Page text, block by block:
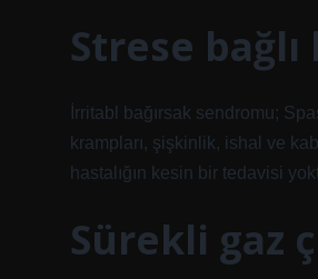
Strese
İrritabl bağırsak sendromu;
krampları, şişkinlik, ishal ve
hastalığın kesin bir tedavisi
Sürekli gaz